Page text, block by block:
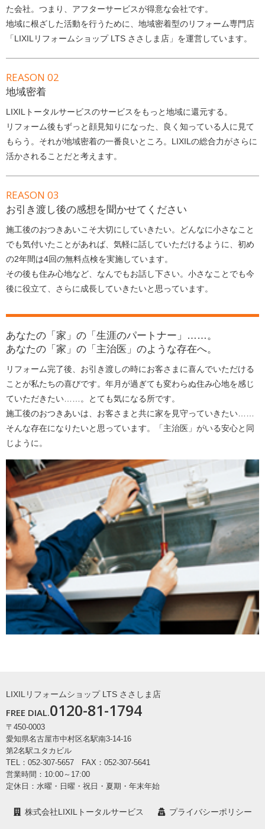
た会社。つまり、アフターサービスが得意な会社です。
地域に根ざした活動を行うために、地域密着型のリフォーム専門店
「LIXILリフォームショップ LTS ささしま店」を運営しています。
REASON 02
地域密着
LIXILトータルサービスのサービスをもっと地域に還元する。
リフォーム後もずっと顔見知りになった、良く知っている人に見て
もらう。それが地域密着の一番良いところ。LIXILの総合力がさらに
活かされることだと考えます。
REASON 03
お引き渡し後の感想を聞かせてください
施工後のおつきあいこそ大切にしていきたい。どんなに小さなこと
でも気付いたことがあれば、気軽に話していただけるように、初め
の2年間は4回の無料点検を実施しています。
その後も住み心地など、なんでもお話し下さい。小さなことでも今
後に役立て、さらに成長していきたいと思っています。
あなたの「家」の「生涯のパートナー」……。
あなたの「家」の「主治医」のような存在へ。
リフォーム完了後、お引き渡しの時にお客さまに喜んでいただける
ことが私たちの喜びです。年月が過ぎても変わらぬ住み心地を感じ
ていただきたい……。とても気になる所です。
施工後のおつきあいは、お客さまと共に家を見守っていきたい……
そんな存在になりたいと思っています。「主治医」がいる安心と同
じように。
LIXILリフォームショップ LTS ささしま店
FREE DIAL.0120-81-1794
〒450-0003
愛知県名古屋市中村区名駅南3-14-16
第2名駅ユタカビル
TEL：052-307-5657 FAX：052-307-5641
営業時間：10:00～17:00
定休日：水曜・日曜・祝日・夏期・年末年始
株式会社LIXILトータルサービス プライバシーポリシー